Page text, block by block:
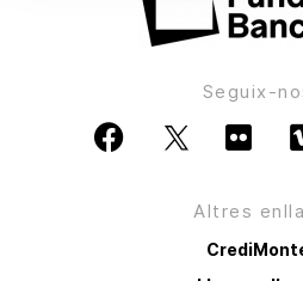
Seguix-
Altres